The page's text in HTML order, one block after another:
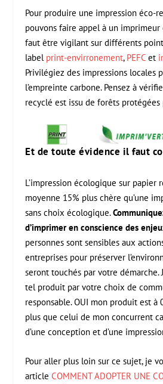
Pour produire une impression éco-
pouvons faire appel à un
faut être vigilant sur différents
label print-envirronement, PEFC et
Privilégiez des impressions locales
l’empreinte carbone. Pensez à
recyclé est issu de forêts protégées
Et de toute évidence il faut
L’impression écologique sur papier
moyenne 15% plus chère qu’une
sans choix écologique.
d’imprimer en conscience des
personnes sont sensibles aux
entreprises pour préserver
seront touchés par votre démarche.
tel produit par votre choix de
responsable. OUI mon produit est à
plus que celui de mon concurrent
d’une conception et d’une
Pour aller plus loin sur ce sujet, je
articleCOMMENT ADOPTER UNE